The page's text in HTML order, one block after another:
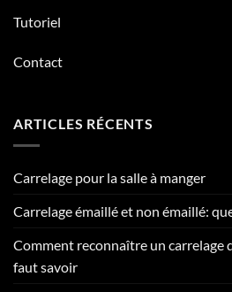
Tutoriel
Contact
ARTICLES RÉCENTS
Carrelage pour la salle à manger
Carrelage émaillé et non émaillé:
Comment reconnaître un carrelage
faut savoir